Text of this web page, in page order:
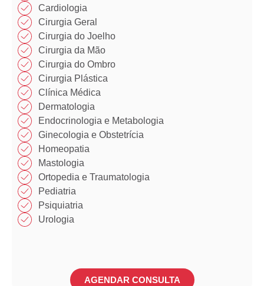
Cardiologia
Cirurgia Geral
Cirurgia do Joelho
Cirurgia da Mão​
Cirurgia do Ombro​​
Cirurgia Plástica​​
Clínica Médica​​
Dermatologia
Endocrinologia e Metabologia​
Ginecologia e Obstetrícia
Homeopatia​
Mastologia​
Ortopedia e Traumatologia​
Pediatria
Psiquiatria
Urologia
AGENDAR CONSULTA